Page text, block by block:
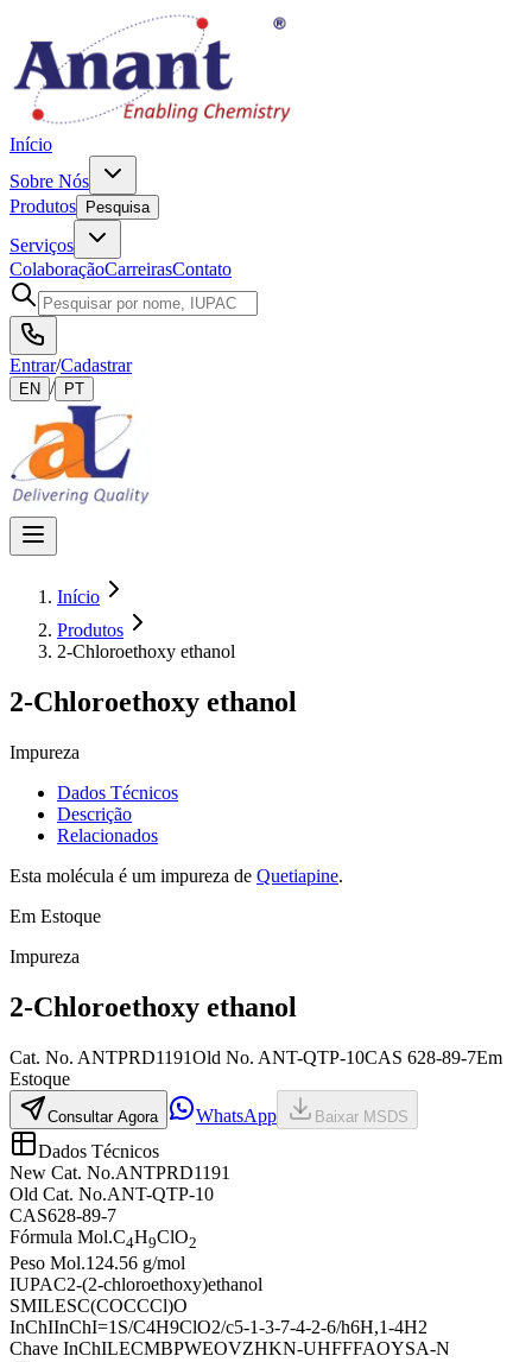
Início
Sobre Nós
Produtos
Pesquisa
Serviços
ColaboraçãoCarreirasContato
Entrar/Cadastrar
EN / PT
Início
Produtos
2-Chloroethoxy ethanol
2-Chloroethoxy ethanol
Impureza
Dados Técnicos
Descrição
Relacionados
Esta molécula é um impureza de Quetiapine.
Em Estoque
Impureza
2-Chloroethoxy ethanol
Cat. No. ANTPRD1191Old No. ANT-QTP-10CAS 628-89-7Em
Estoque
Consultar Agora WhatsApp Baixar MSDS
Dados Técnicos
New Cat. No.ANTPRD1191
Old Cat. No.ANT-QTP-10
CAS628-89-7
Fórmula Mol.C4H9ClO2
Peso Mol.124.56 g/mol
IUPAC2-(2-chloroethoxy)ethanol
SMILESC(COCCCl)O
InChIInChI=1S/C4H9ClO2/c5-1-3-7-4-2-6/h6H,1-4H2
Chave InChILECMBPWEOVZHKN-UHFFFAOYSA-N